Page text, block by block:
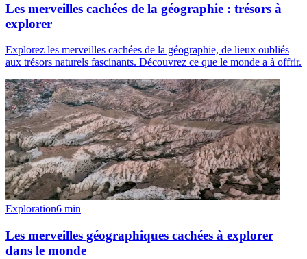
Les merveilles cachées de la géographie : trésors à
explorer
Explorez les merveilles cachées de la géographie, de lieux oubliés
aux trésors naturels fascinants. Découvrez ce que le monde a à offrir.
Exploration6 min
Les merveilles géographiques cachées à explorer
dans le monde